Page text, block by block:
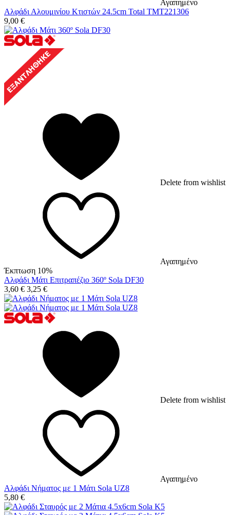
Αγαπημένο
Αλφάδι Αλουμινίου Κτιστών 24.5cm Total TMT221306
9,00 €
Delete from wishlist
Αγαπημένο
Έκπτωση 10%
Αλφάδι Μάτι Επιτραπέζιο 360º Sola DF30
3,60 € 3,25 €
Delete from wishlist
Αγαπημένο
Αλφάδι Νήματος με 1 Μάτι Sola UZ8
5,80 €